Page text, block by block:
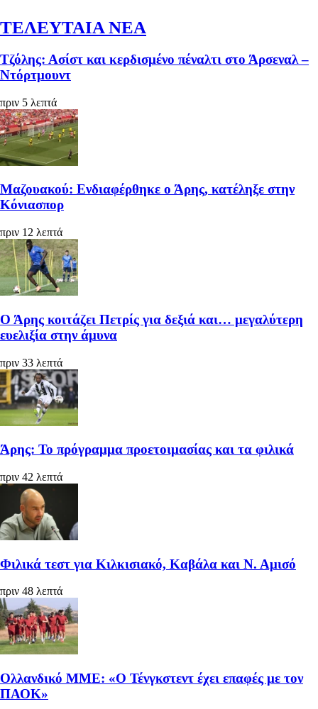
ΤΕΛΕΥΤΑΙΑ ΝΕΑ
Τζόλης: Ασίστ και κερδισμένο πέναλτι στο Άρσεναλ –
Ντόρτμουντ
πριν 5 λεπτά
Μαζουακού: Ενδιαφέρθηκε ο Άρης, κατέληξε στην
Κόνιασπορ
πριν 12 λεπτά
Ο Άρης κοιτάζει Πετρίς για δεξιά και… μεγαλύτερη
ευελιξία στην άμυνα
πριν 33 λεπτά
Άρης: Το πρόγραμμα προετοιμασίας και τα φιλικά
πριν 42 λεπτά
Φιλικά τεστ για Κιλκισιακό, Καβάλα και Ν. Αμισό
πριν 48 λεπτά
Ολλανδικό ΜΜΕ: «Ο Τένγκστεντ έχει επαφές με τον
ΠΑΟΚ»